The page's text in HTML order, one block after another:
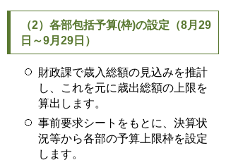
（2）各部包括予算(枠)の設定（8月29
日～9月29日）
財政課で歳入総額の見込みを推計
し、これを元に歳出総額の上限を
算出します。
事前要求シートをもとに、決算状
況等から各部の予算上限枠を設定
します。